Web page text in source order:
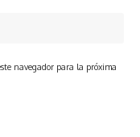
navegador para la próxima